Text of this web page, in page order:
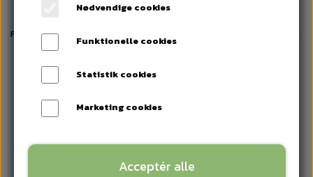
Forside MASKINER
Nødvendige cookies
Funktionelle cookies
Statistik cookies
Marketing cookies
Acceptér alle